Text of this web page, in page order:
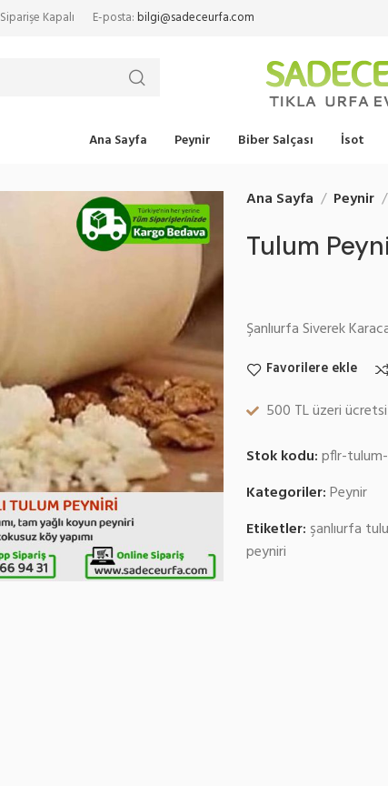
Siparişe Kapalı E-posta:bilgi@sadeceurfa.com
Ana Sayfa Peynir Biber Salçası İsot
Ana Sayfa Peynir
Tulum
Şanlıurfa Siverek
Favorilere ekle
500 TL üzeri
Stok kodu:pflr-
Kategoriler:Peynir
Etiketler: şanlıurfa
peyniri